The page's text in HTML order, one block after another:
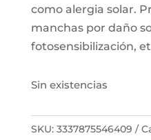
como alergia solar.
manchas por daño
fotosensibilización,
Sin existencias
SKU: 3337875546409